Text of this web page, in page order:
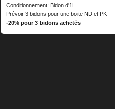
Conditionnement: Bidon d'1L
Prévoir 3 bidons pour une boite ND et PK
-20% pour 3 bidons achetés